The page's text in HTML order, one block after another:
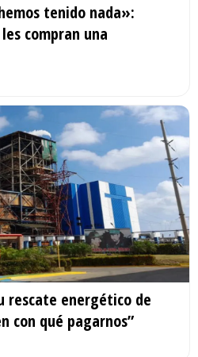
tenido nada»:
compran una
rescate energético de
con qué pagarnos”